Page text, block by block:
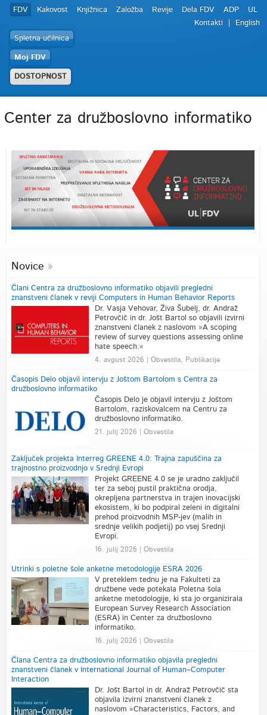
FDV Kakovost Knjižnica Založba Revije Dela FDV ADP
UL
Kontakti
English
Spletna učilnica
Moj FDV
DOSTOPNOST
Center za družboslovno informatiko
Novice
Člani Centra za družboslovno informatiko objavili pregledni
znanstveni članek v reviji Computers in Human Behavior Reports
Dr. Vasja Vehovar, Živa Šubelj, dr. Andraž
Petrovčič in dr. Jošt Bartol so objavili izvirni
znanstveni članek z naslovom »A scoping
review of survey questions assessing online
hate speech.«
4. avgust 2026 | Obvestila, Publikacije
Časopis Delo objavil intervju z Joštom Bartolom s Centra za
družboslovno informatiko
Časopis Delo je objavil intervju z Joštom
Bartolom, raziskovalcem na Centru za
družboslovno informatiko.
21. julij 2026 | Obvestila
Zaključek projekta Interreg GREENE 4.0: Trajna zapuščina za
trajnostno proizvodnjo v Srednji Evropi
Projekt GREENE 4.0 se je uradno zaključil
ter za seboj pustil praktična orodja,
okrepljena partnerstva in trajen inovacijski
ekosistem, ki bo podpiral zeleni in digitalni
prehod proizvodnih MSP-jev (malih in
srednje velikih podjetij) po vsej Srednji
Evropi.
16. julij 2026 | Obvestila
Utrinki s poletne šole anketne metodologije ESRA 2026
V preteklem tednu je na Fakulteti za
družbene vede potekala Poletna šola
anketne metodologije, ki sta jo organizirala
European Survey Research Association
(ESRA) in Center za družboslovno
informatiko.
16. julij 2026 | Obvestila
Člana Centra za družboslovno informatiko objavila pregledni
znanstveni članek v International Journal of Human–Computer
Interaction
Dr. Jošt Bartol in dr. Andraž Petrovčič sta
objavila izvirni znanstveni članek z
naslovom »Characteristics, Factors, and